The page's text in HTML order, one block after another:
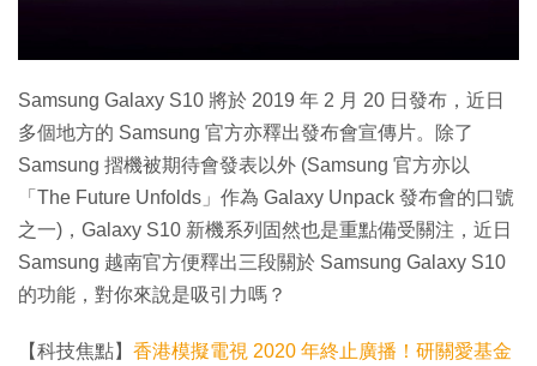
Samsung Galaxy S10 將於 2019 年 2 月 20 日發布，近日
多個地方的 Samsung 官方亦釋出發布會宣傳片。除了
Samsung 摺機被期待會發表以外 (Samsung 官方亦以
「The Future Unfolds」作為 Galaxy Unpack 發布會的口號
之一)，Galaxy S10 新機系列固然也是重點備受關注，近日
Samsung 越南官方便釋出三段關於 Samsung Galaxy S10
的功能，對你來說是吸引力嗎？
【科技焦點】 香港模擬電視 2020 年終止廣播！研關愛基金